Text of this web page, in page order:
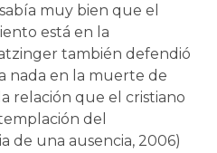
muy bien que el
está en la
también defendió
nada en la muerte de
relación que el cristiano
del
de una ausencia, 2006)